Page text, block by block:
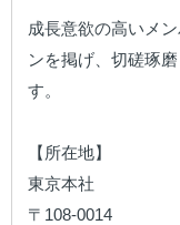
成長意欲の高いメ
ンを掲げ、切磋琢
す。
【所在地】
東京本社
〒108-0014